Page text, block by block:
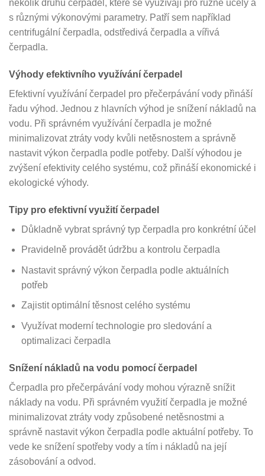
několik druhů čerpadel, které se využívají pro různé účely a
s různými výkonovými parametry. Patří sem například
centrifugální čerpadla, odstředivá čerpadla a vířivá
čerpadla.
Výhody efektivního využívání čerpadel
Efektivní využívání čerpadel pro přečerpávání vody přináší
řadu výhod. Jednou z hlavních výhod je snížení nákladů na
vodu. Při správném využívání čerpadla je možné
minimalizovat ztráty vody kvůli netěsnostem a správně
nastavit výkon čerpadla podle potřeby. Další výhodou je
zvýšení efektivity celého systému, což přináší ekonomické i
ekologické výhody.
Tipy pro efektivní využití čerpadel
Důkladně vybrat správný typ čerpadla pro konkrétní účel
Pravidelně provádět údržbu a kontrolu čerpadla
Nastavit správný výkon čerpadla podle aktuálních
potřeb
Zajistit optimální těsnost celého systému
Využívat moderní technologie pro sledování a
optimalizaci čerpadla
Snížení nákladů na vodu pomocí čerpadel
Čerpadla pro přečerpávání vody mohou výrazně snížit
náklady na vodu. Při správném využití čerpadla je možné
minimalizovat ztráty vody způsobené netěsnostmi a
správně nastavit výkon čerpadla podle aktuální potřeby. To
vede ke snížení spotřeby vody a tím i nákladů na její
zásobování a odvod.